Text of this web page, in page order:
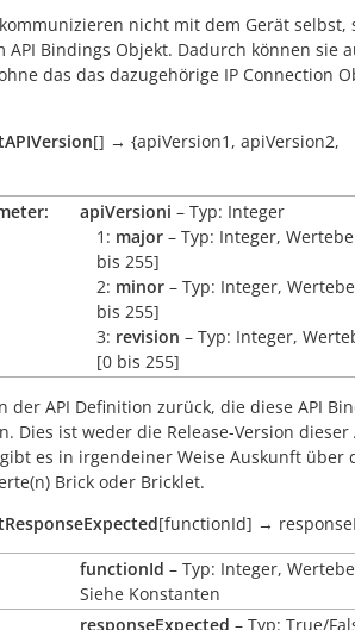
nicht mit dem Gerät selbst,
Bindings Objekt. Dadurch können sie
das das dazugehörige IP Connection
[] → {apiVersion1, apiVersion2,
apiVersioni – Typ: Integer
1: major – Typ: Integer,
bis 255]
2: minor – Typ: Integer,
bis 255]
3: revision – Typ: Integer,
[0 bis 255]
der API Definition zurück, die diese API
Dies ist weder die Release-Version dieser
es in irgendeiner Weise Auskunft über
Brick oder Bricklet.
[functionId] →
functionId – Typ: Integer,
Siehe Konstanten
responseExpected – Typ: True/